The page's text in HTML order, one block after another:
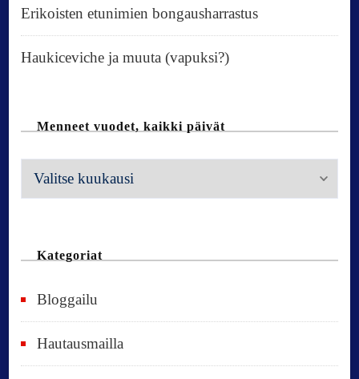
Erikoisten etunimien bongausharrastus
Haukiceviche ja muuta (vapuksi?)
Menneet vuodet, kaikki päivät
M
e
e
v
Kategoriat
Bloggailu
Hautausmailla